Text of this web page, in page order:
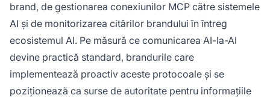
brand, de gestionarea conexiunilor MCP către sistemele
AI și de monitorizarea citărilor brandului în întreg
ecosistemul AI. Pe măsură ce comunicarea AI-la-AI
devine practică standard, brandurile care
implementează proactiv aceste protocoale și se
poziționează ca surse de autoritate pentru informațiile